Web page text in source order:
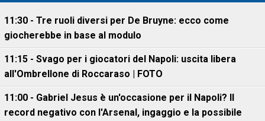
11:30 - Tre ruoli diversi per De Bruyne: ecco come
giocherebbe in base al modulo
11:15 - Svago per i giocatori del Napoli: uscita libera
all'Ombrellone di Roccaraso | FOTO
11:00 - Gabriel Jesus è un'occasione per il Napoli? Il
record negativo con l'Arsenal, ingaggio e la possibile